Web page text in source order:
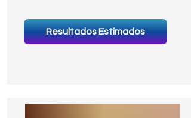
Resultados Estimados